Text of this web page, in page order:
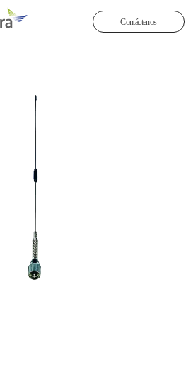
Contáctenos